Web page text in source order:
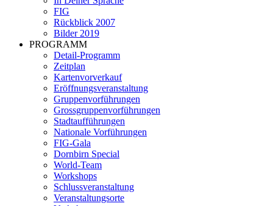
FIG
Rückblick 2007
Bilder 2019
PROGRAMM
Detail-Programm
Zeitplan
Kartenvorverkauf
Eröffnungsveranstaltung
Gruppenvorführungen
Grossgruppenvorführungen
Stadtaufführungen
Nationale Vorführungen
FIG-Gala
Dornbirn Special
World-Team
Workshops
Schlussveranstaltung
Veranstaltungsorte